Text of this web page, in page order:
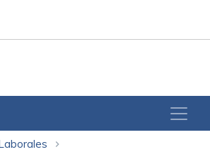
chevron_right